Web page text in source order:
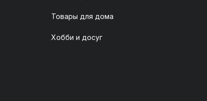
Товары для дома
Хобби и досуг